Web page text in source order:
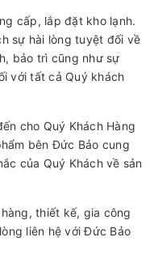
cấp, lắp đặt kho lạnh.
sự hài lòng tuyệt đối về
bảo trì cũng như sự
với tất cả Quý khách
cho Quý Khách Hàng
bên Đức Bảo cung
của Quý Khách về sản
thiết kế, gia công
liên hệ với Đức Bảo